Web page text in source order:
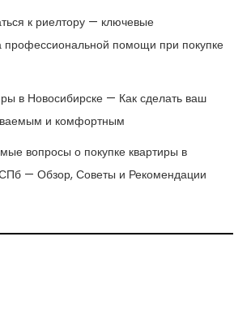
к риелтору — ключевые
профессиональной помощи при покупке
в Новосибирске — Как сделать ваш
и комфортным
вопросы о покупке квартиры в
СПб — Обзор, Советы и Рекомендации